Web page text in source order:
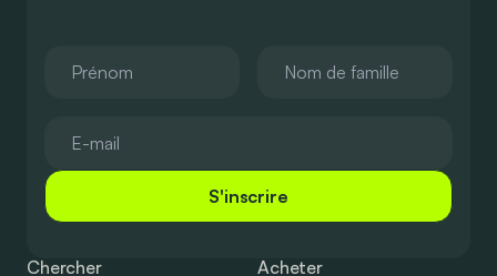
S'inscrire
Chercher
Acheter